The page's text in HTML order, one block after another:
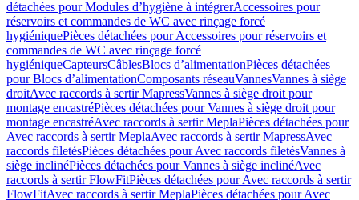
détachées pour Modules d’hygiène à intégrerAccessoires pour
réservoirs et commandes de WC avec rinçage forcé
hygiéniquePièces détachées pour Accessoires pour réservoirs et
commandes de WC avec rinçage forcé
hygiéniqueCapteursCâblesBlocs d’alimentationPièces détachées
pour Blocs d’alimentationComposants réseauVannesVannes à siège
droitAvec raccords à sertir MapressVannes à siège droit pour
montage encastréPièces détachées pour Vannes à siège droit pour
montage encastréAvec raccords à sertir MeplaPièces détachées pour
Avec raccords à sertir MeplaAvec raccords à sertir MapressAvec
raccords filetésPièces détachées pour Avec raccords filetésVannes à
siège inclinéPièces détachées pour Vannes à siège inclinéAvec
raccords à sertir FlowFitPièces détachées pour Avec raccords à sertir
FlowFitAvec raccords à sertir MeplaPièces détachées pour Avec